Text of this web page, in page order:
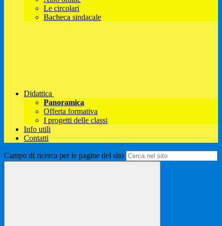
Le circolari
Bacheca sindacale
Didattica
Panoramica
Offerta formativa
I progetti delle classi
Info utili
Contatti
Campo di ricerca per le pagine del sito